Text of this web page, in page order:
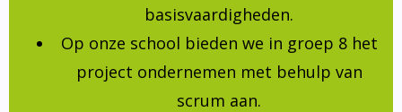
basisvaardigheden.
Op onze school bieden we in groep 8 het
project ondernemen met behulp van
scrum aan.